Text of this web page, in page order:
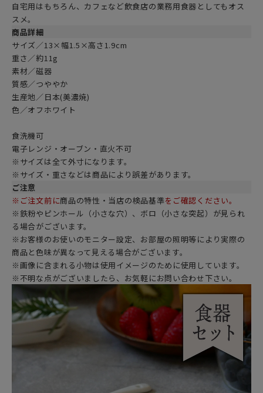
自宅用はもちろん、カフェなど飲食店の業務用食器としてもオス
スメ。
商品詳細
サイズ／13×幅1.5×高さ1.9cm
重さ／約11g
素材／磁器
質感／つややか
生産地／日本(美濃焼)
色／オフホワイト
食洗機可
電子レンジ・オーブン・直火不可
※サイズは全て外寸になります。
※サイズ・重さなどは商品により誤差があります。
ご注意
※ご注文前に商品の特性・当店の検品基準をご確認ください。
※鉄粉やピンホール（小さな穴）、ボロ（小さな突起）が見られ
る場合がございます。
※お客様のお使いのモニター設定、お部屋の照明等により実際の
商品と色味が異なって見える場合がございます。
※画像に含まれる小物は使用イメージのために使用しています。
※不明な点がございましたら、お気軽にお問い合わせ下さい。